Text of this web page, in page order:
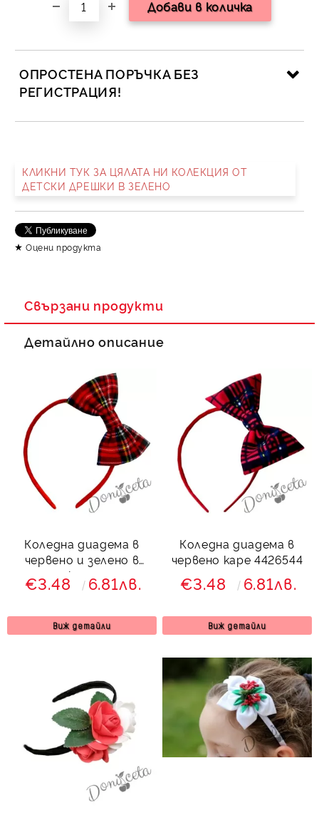
ОПРОСТЕНА ПОРЪЧКА БЕЗ
РЕГИСТРАЦИЯ!
Ние ще се свържем с вас в рамките на работния ден.
КЛИКНИ ТУК ЗА ЦЯЛАТА НИ КОЛЕКЦИЯ ОТ
ДЕТСКИ ДРЕШКИ В ЗЕЛЕНО
Оцени продукта
Свързани продукти
Детайлно описание
Коледна диадема в
червено и зелено в
каре
€3.48 6.81лв.
Виж детайли
Коледна диадема в
червено каре 4426544
€3.48 6.81лв.
Виж детайли